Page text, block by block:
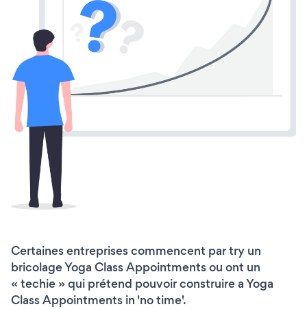
Certaines entreprises commencent par try un
bricolage Yoga Class Appointments ou ont un
« techie » qui prétend pouvoir construire a Yoga
Class Appointments in 'no time'.